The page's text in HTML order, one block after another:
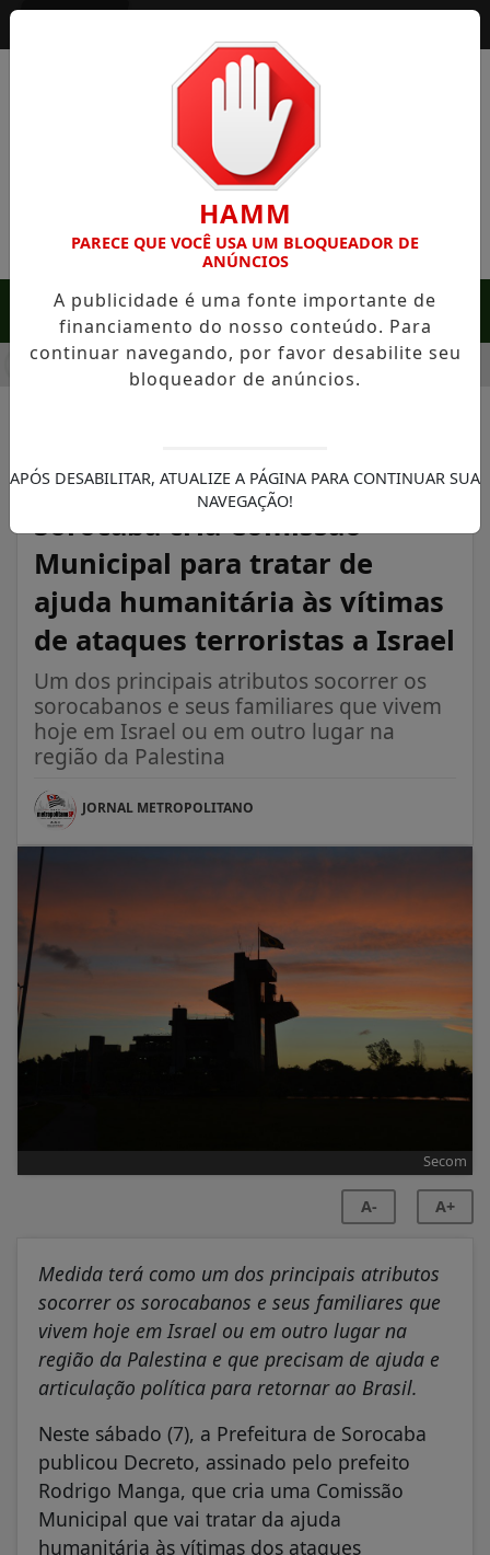
MENU
SERRA NEGRA: FAZENDA COM 488 HECTARES UNE ALTA
SOROCABA: Prefeitura de
Sorocaba cria Comissão
Municipal para tratar de
ajuda humanitária às vítimas
de ataques terroristas a Israel
Um dos principais atributos socorrer os
sorocabanos e seus familiares que vivem
hoje em Israel ou em outro lugar na
região da Palestina
JORNAL METROPOLITANO
Secom
A- A+
Medida terá como um dos principais atributos
socorrer os sorocabanos e seus familiares que
vivem hoje em Israel ou em outro lugar na
região da Palestina e que precisam de ajuda e
articulação política para retornar ao Brasil.
Neste sábado (7), a Prefeitura de Sorocaba
publicou Decreto, assinado pelo prefeito
Rodrigo Manga, que cria uma Comissão
Municipal que vai tratar da ajuda
humanitária às vítimas dos ataques
HAMM
PARECE QUE VOCÊ USA UM BLOQUEADOR DE
ANÚNCIOS
A publicidade é uma fonte importante de
financiamento do nosso conteúdo. Para
continuar navegando, por favor desabilite seu
bloqueador de anúncios.
APÓS DESABILITAR, ATUALIZE A PÁGINA PARA CONTINUAR SUA
NAVEGAÇÃO!